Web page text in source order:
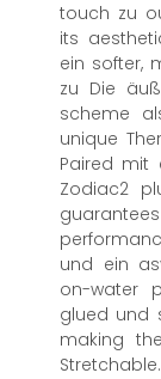
touch zu
its
ein softer,
zu Die
scheme
unique
Paired mit
Zodiac2
und ein
on-water
glued und
making
Stretchable.